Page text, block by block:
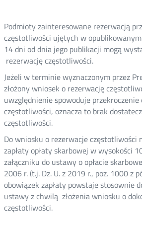
Podmioty zainteresowane rezerwacją
częstotliwości ujętych w
14 dni od dnia jego publikacji mogą
rezerwację częstotliwości.
Jeżeli w terminie wyznaczonym przez
złożony wniosek o rezerwację
uwzględnienie spowoduje przekroczenie
częstotliwości, oznacza to brak
częstotliwości.
Do wniosku o rezerwacje częstotliwości
zapłaty opłaty skarbowej w wysokości
załączniku do ustawy o opłacie
2006 r. (t.j. Dz. U. z 2019 r., poz. 1000 z
obowiązek zapłaty powstaje stosownie
ustawy z chwilą złożenia wniosku o
częstotliwości.